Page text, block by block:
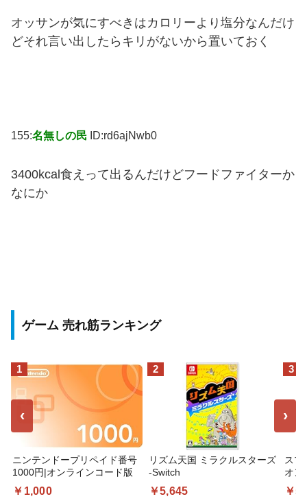
オッサンが気にすべきはカロリーより塩分なんだけ
どそれ言い出したらキリがないから置いておく
155:名無しの民 ID:rd6ajNwb0
3400kcal食えって出るんだけどフードファイターか
なにか
ゲーム 売れ筋ランキング
‹
1
ニンテンドープリペイド番号
1000円|オンラインコード版
￥1,000
2
リズム天国 ミラクルスターズ
-Switch
￥5,645
3
スプ
オン
￥
›